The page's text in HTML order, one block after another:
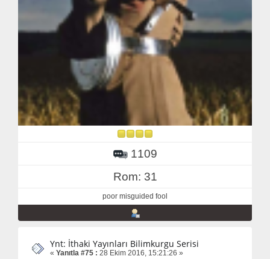
1109
Rom: 31
poor misguided fool
Ynt: İthaki Yayınları Bilimkurgu Serisi
« Yanıtla #75 : 28 Ekim 2016, 15:21:26 »